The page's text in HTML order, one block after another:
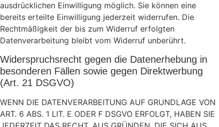
ausdrücklichen Einwilligung möglich. Sie können eine
bereits erteilte Einwilligung jederzeit widerrufen. Die
Rechtmäßigkeit der bis zum Widerruf erfolgten
Datenverarbeitung bleibt vom Widerruf unberührt.
Widerspruchsrecht gegen die Datenerhebung in
besonderen Fällen sowie gegen Direktwerbung
(Art. 21 DSGVO)
WENN DIE DATENVERARBEITUNG AUF GRUNDLAGE VON
ART. 6 ABS. 1 LIT. E ODER F DSGVO ERFOLGT, HABEN SIE